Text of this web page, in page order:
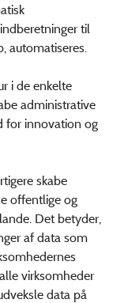
til
automatiseres.
i de enkelte
administrative
for innovation og
skabe
offentlige og
Det betyder,
af data som
virksomheder
data på